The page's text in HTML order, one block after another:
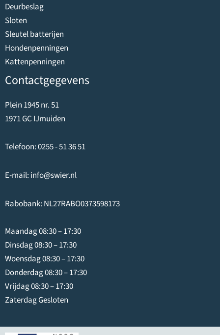
Deurbeslag
Sloten
Sleutel batterijen
Hondenpenningen
Kattenpenningen
Contactgegevens
Plein 1945 nr. 51
1971 GC IJmuiden
Telefoon:0255 - 51 36 51
E-mail: info@swier.nl
Rabobank: NL27RABO0373598173
Maandag 08:30 – 17:30
Dinsdag 08:30 – 17:30
Woensdag 08:30 – 17:30
Donderdag 08:30 – 17:30
Vrijdag 08:30 – 17:30
Zaterdag Gesloten